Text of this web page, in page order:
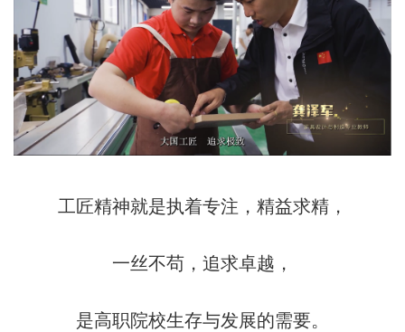
工匠精神就是执着专注，精益求精，
一丝不苟，追求卓越，
是高职院校生存与发展的需要。